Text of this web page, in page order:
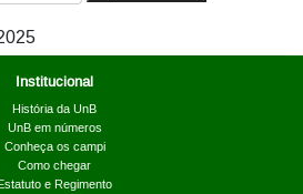
Institucional
História da UnB
UnB em números
Conheça os campi
Como chegar
e Regimento